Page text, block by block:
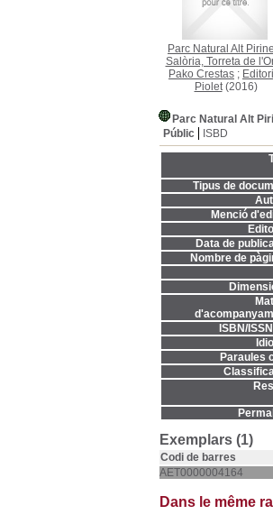
Parc Natural Alt
Salòria, Torreta de
Pako Crestas ;
Piolet(2016)
Parc Natural Alt
Públic
ISBD
Tipus de
Menció
Data de
Nombre de
ISBN/
Paraules
Exemplars (1)
Codi de barres
AET0000004164
Dans le même